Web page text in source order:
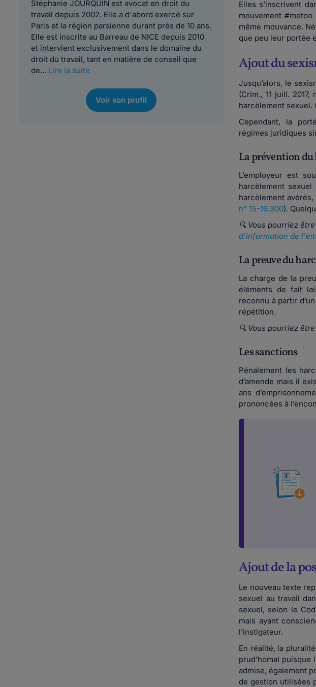
Stéphanie JOURQUIN est avocat en droit du
travail depuis 2002. Elle a d'abord exercé sur
Paris et la région parsienne durant près de 10 ans.
Elle est inscrite au Barreau de NICE depuis 2010
et intervient exclusivement dans le domaine du
droit du travail, tant en matière de conseil que
de... Lire la suite
Voir son profil
Elles s’inscrivent
mouvement
même mouvance.
que peu leur portée
Ajout du
Jusqu’alors, le
(Crim., 11 juill.
harcèlement sexuel.
Cependant, la
régimes juridiques
La prévention
L’employeur est
harcèlement
harcèlement
n° 15-19.300).
🔍 Vous pourriez
d'information de
La preuve du
La charge de la
éléments de fait
reconnu à partir
répétition.
🔍 Vous pourriez
Les sanctions
Pénalement les
d’amende mais il
ans
prononcées à
Ajout de la
Le nouveau texte
sexuel au travail
sexuel, selon le
mais ayant
l’instigateur.
En réalité, la
prud’homal
admise, également
de gestion utilisées